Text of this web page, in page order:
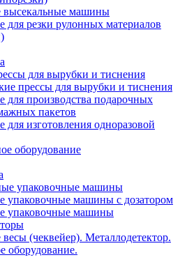
высекальные машины
для резки рулонных материалов
для вырубки и тиснения
прессы для вырубки и тиснения
для производства подарочных
пакетов
для изготовления одноразовой
оборудование
упаковочные машины
упаковочные машины с дозатором
упаковочные машины
(чеквейер). Металлодетектор.
оборудование.